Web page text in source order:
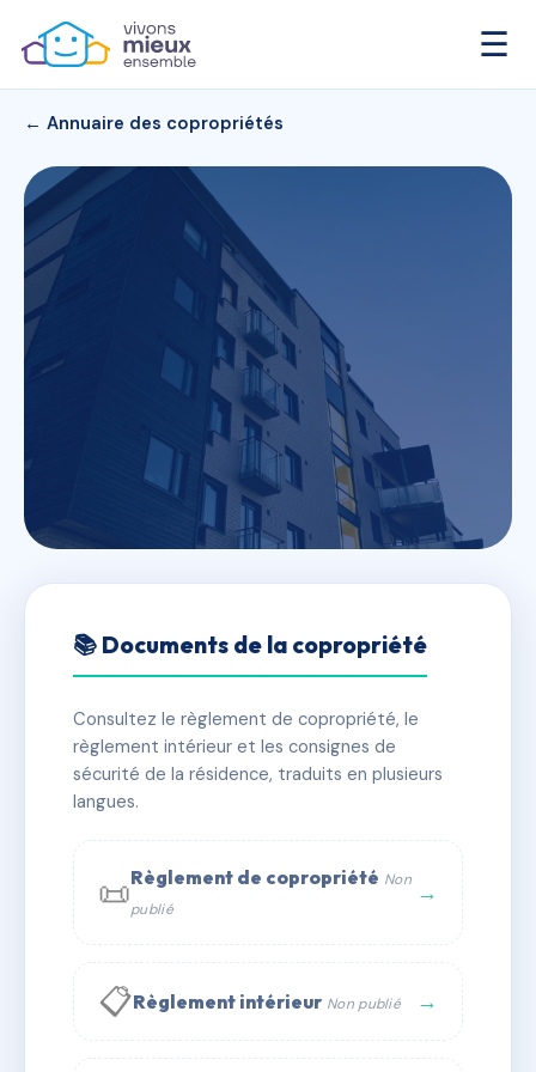
☰
← Annuaire des copropriétés
SDC HOTEL DE VILLE
Cotentin
✓ Immatriculée 🏠 88 lots 🏗 2 bâtiment(s)
✉ Email
📚 Documents de la copropriété
Consultez le règlement de copropriété, le
règlement intérieur et les consignes de
sécurité de la résidence, traduits en plusieurs
langues.
📜Règlement de copropriété Non
publié
→
📋Règlement intérieur Non publié →